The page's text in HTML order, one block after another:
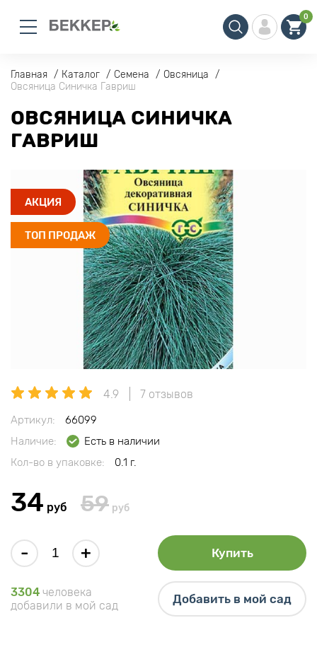
0
Главная Каталог Семена
Овсяница
Овсяница Синичка Гавриш
ОВСЯНИЦА СИНИЧКА
ГАВРИШ
АКЦИЯ
ТОП ПРОДАЖ
4.9 7 отзывов
Артикул:
66099
Наличие:
Есть в наличии
Кол-во в упаковке:
0.1 г.
34 руб 59 руб
- + Купить
3304 человека
добавили в мой сад
Добавить в мой сад